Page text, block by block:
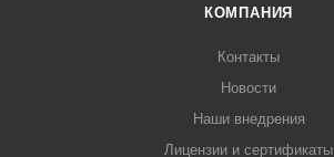
КОМПАНИЯ
Контакты
Новости
Наши внедрения
Лицензии и сертификаты